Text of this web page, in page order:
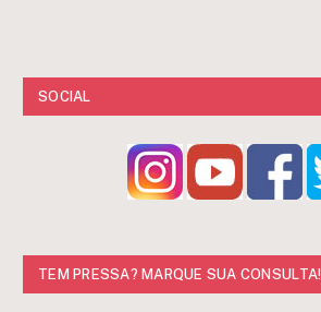
SOCIAL
TEM PRESSA? MARQUE SUA CONSULTA!